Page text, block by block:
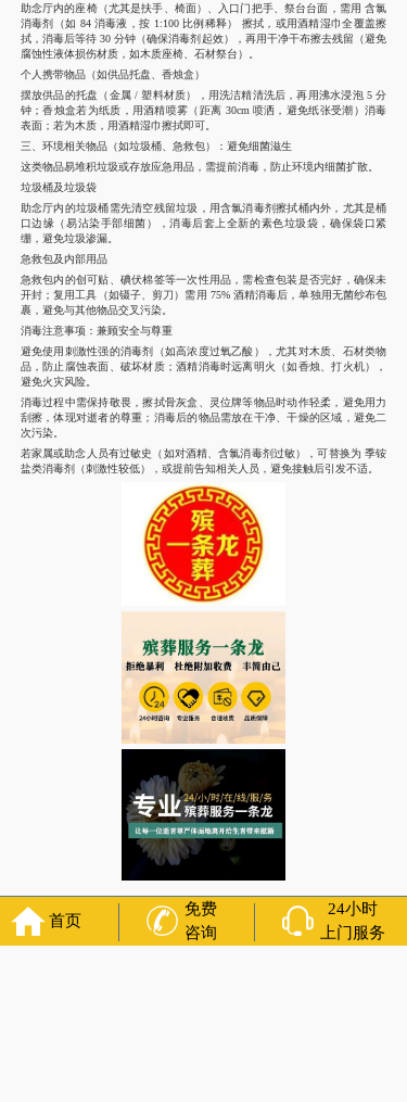
助念厅内的座椅（尤其是扶手、椅面）、入口门把手、祭台台面，需用 含氯
消毒剂（如 84 消毒液，按 1:100 比例稀释） 擦拭，或用酒精湿巾全覆盖擦
拭，消毒后等待 30 分钟（确保消毒剂起效），再用干净干布擦去残留（避免
腐蚀性液体损伤材质，如木质座椅、石材祭台）。
个人携带物品（如供品托盘、香烛盒）
摆放供品的托盘（金属 / 塑料材质），用洗洁精清洗后，再用沸水浸泡 5 分
钟；香烛盒若为纸质，用酒精喷雾（距离 30cm 喷洒，避免纸张受潮）消毒
表面；若为木质，用酒精湿巾擦拭即可。
三、环境相关物品（如垃圾桶、急救包）：避免细菌滋生
这类物品易堆积垃圾或存放应急用品，需提前消毒，防止环境内细菌扩散。
垃圾桶及垃圾袋
助念厅内的垃圾桶需先清空残留垃圾，用含氯消毒剂擦拭桶内外，尤其是桶
口边缘（易沾染手部细菌），消毒后套上全新的素色垃圾袋，确保袋口紧
绷，避免垃圾渗漏。
急救包及内部用品
急救包内的创可贴、碘伏棉签等一次性用品，需检查包装是否完好，确保未
开封；复用工具（如镊子、剪刀）需用 75% 酒精消毒后，单独用无菌纱布包
裹，避免与其他物品交叉污染。
消毒注意事项：兼顾安全与尊重
避免使用刺激性强的消毒剂（如高浓度过氧乙酸），尤其对木质、石材类物
品，防止腐蚀表面、破坏材质；酒精消毒时远离明火（如香烛、打火机），
避免火灾风险。
消毒过程中需保持敬畏，擦拭骨灰盒、灵位牌等物品时动作轻柔，避免用力
刮擦，体现对逝者的尊重；消毒后的物品需放在干净、干燥的区域，避免二
次污染。
若家属或助念人员有过敏史（如对酒精、含氯消毒剂过敏），可替换为 季铵
盐类消毒剂（刺激性较低），或提前告知相关人员，避免接触后引发不适。
辽宁省沈阳市皇姑区舍利塔街道哪些物品需要在助念前进行消毒处理？临终
首页
免费
咨询
24小时
上门服务